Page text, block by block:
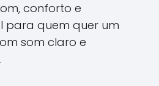
conforto e
para quem quer um
som claro e